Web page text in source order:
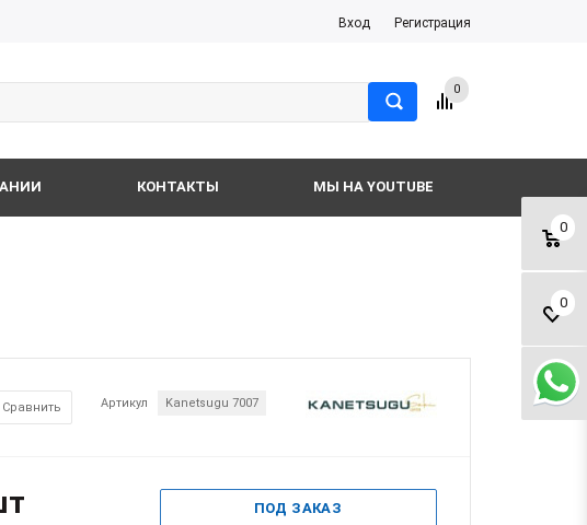
Вход Регистрация
0
0
0
КОНТАКТЫ МЫ НА YOUTUBE
Сравнить Артикул Kanetsugu 7007
ПОД ЗАКАЗ